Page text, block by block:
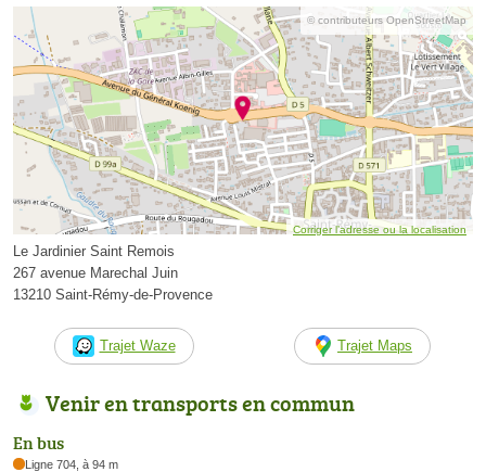
© contributeurs OpenStreetMap
Corriger l’adresse ou la localisation
Le Jardinier Saint Remois
267 avenue Marechal Juin
13210 Saint-Rémy-de-Provence
Trajet Waze Trajet Maps
Venir en transports en commun
En bus
Ligne 704, à 94 m